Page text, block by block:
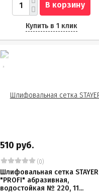
В корзину
Купить в 1 клик
510 руб.
(0)
Шлифовальная сетка STAYER
"PROFI" абразивная,
водостойкая № 220, 11...